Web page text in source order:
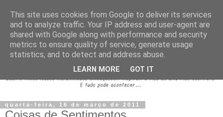
quarta-feira, 16 de março de 2011
This site uses cookies from Google to deliver its services
and to analyze traffic. Your IP address and user-agent are
shared with Google along with performance and security
metrics to ensure quality of service, generate usage
statistics, and to detect and address abuse.
LEARN MORE GOT IT